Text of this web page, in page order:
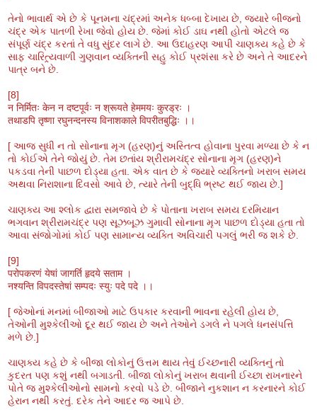
તેનો ભાવાર્થ એ છે કે પૂનમના ચંદ્રમાં અનેક ધબ્બા દેખાય છે, જ્યારે બીજનો
ચંદ્ર એક પાતળી રેખા જેવો હોય છે. જેમાં કોઈ ડાઘ નથી હોતો એટલે જ
સંપૂર્ણ ચંદ્ર કરતાં તે વધુ સુંદર લાગે છે. આ ઉદાહરણ આપી ચાણક્ય કહે છે કે
સાફ ચારિત્ર્યવાળી ગુણવાન વ્યક્તિની સહુ કોઈ પ્રશંસા કરે છે અને તે આદરને
પાત્ર બને છે.
[8]
न निर्मितः केन न दष्टपूर्वः न श्रूयते हेममयः कुरड्रः ।
तथाडपि तृष्णा रघुनन्दनस्य विनाशकाले विपरीतबुद्धिः ।।
[ આજ સુધી ન તો સોનાના મૃગ (હરણ)નું અસ્તિત્વ હોવાના પુરવા મળ્યા છે કે ન
તો કોઈએ તેને જોયું છે. તેમ છતાંય શ્રીરામચંદ્ર સોનાના મૃગ (હરણ)ને
પકડવા તેની પાછળ દોડ્યા હતા. એક વાત છે કે જ્યારે વ્યક્તિનો ખરાબ સમય
અથવા નિરાશાના દિવસો આવે છે, ત્યારે તેની બુદ્ધિ ભ્રષ્ટ થઈ જાય છે.]
ચાણક્ય આ શ્લોક દ્વારા સમજાવે છે કે પોતાના ખરાબ સમય દરમિયાન
ભગવાન શ્રીરામચંદ્ર પણ સૂઝબૂઝ ગુમાવી સોનાના મૃગ પાછળ દોડ્યા હતા તો
આવા સંજોગોમાં કોઈ પણ સામાન્ય વ્યક્તિ અવિચારી પગલું ભરી જ શકે છે.
[9]
परोपकरणं येषां जागर्ति हृदये सताम ।
नश्यन्ति विपदस्तेषां सम्पदः स्युः पदे पदे ।।
[ જેઓનાં મનમાં બીજાઓ માટે ઉપકાર કરવાની ભાવના રહેલી હોય છે,
તેઓની મુશ્કેલીઓ દૂર થઈ જાય છે અને તેઓને ડગલે ને પગલે ધનસંપત્તિ
મળે છે.]
ચાણક્ય કહે છે કે બીજા લોકોનું ઉત્તમ થાય તેવું ઈચ્છનારી વ્યક્તિનું તો
કુદરત પણ કશું નથી બગાડતી. બીજા લોકોનું ખરાબ થવાની ઈચ્છા રાખનારને
પોતે જ મુશ્કેલીઓનો સામનો કરવો પડે છે. બીજાને નુકશાન ન કરનારને કોઈ
હેરાન નથી કરતું. દરેક તેને આદર જ આપે છે.